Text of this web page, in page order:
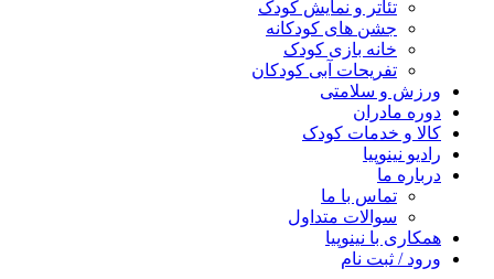
تئاتر و نمایش کودک
جشن های کودکانه
خانه بازی کودک
تفریحات آبی کودکان
ورزش و سلامتی
دوره مادران
کالا و خدمات کودک
رادیو نینوپیا
درباره ما
تماس با ما
سوالات متداول
همکاری با نینوپیا
ورود / ثبت نام